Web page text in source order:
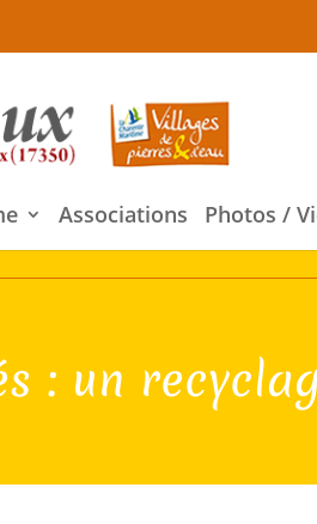
Associations Photos /
: un